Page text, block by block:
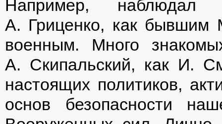
Например, наблюдал
А. Гриценко, как бывшим
военным. Много
А. Скипальский, как И.
настоящих политиков,
основ безопасности